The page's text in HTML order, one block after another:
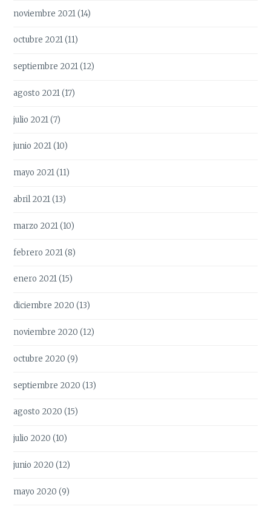
noviembre 2021(14)
octubre 2021(11)
septiembre 2021(12)
agosto 2021(17)
julio 2021(7)
junio 2021(10)
mayo 2021(11)
abril 2021(13)
marzo 2021(10)
febrero 2021(8)
enero 2021(15)
diciembre 2020 (13)
noviembre 2020 (12)
octubre 2020 (9)
septiembre 2020 (13)
agosto 2020 (15)
julio 2020 (10)
junio 2020 (12)
mayo 2020 (9)